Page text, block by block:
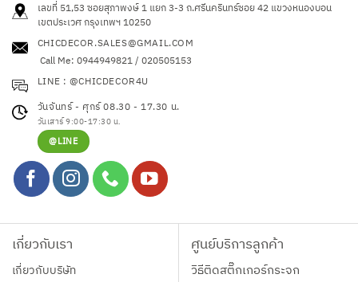
เลขที่ 51,53 ซอยสุภาพงษ์ 1 แยก 3-3 ถ.ศรีนครินทร์ซอย 42แขวงหนองบอน
เขตประเวศ กรุงเทพฯ 10250
CHICDECOR.SALES@GMAIL.COM
Call Me: 0944949821 / 020505153
LINE : @CHICDECOR4U
วันจันทร์ - ศุกร์ 08.30 - 17.30 น.
วันเสาร์ 9:00-17:30 น.
@LINE
เกี่ยวกับเรา
เกี่ยวกับบริษัท
ศูนย์บริการลูกค้า
วิธีติดสติ๊กเกอร์กระจก